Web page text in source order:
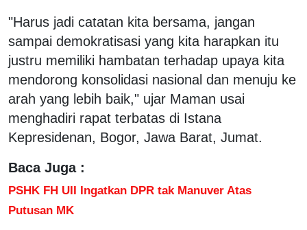
"Harus jadi catatan kita bersama, jangan
sampai demokratisasi yang kita harapkan itu
justru memiliki hambatan terhadap upaya kita
mendorong konsolidasi nasional dan menuju ke
arah yang lebih baik," ujar Maman usai
menghadiri rapat terbatas di Istana
Kepresidenan, Bogor, Jawa Barat, Jumat.
Baca Juga :
PSHK FH UII Ingatkan DPR tak Manuver Atas
Putusan MK